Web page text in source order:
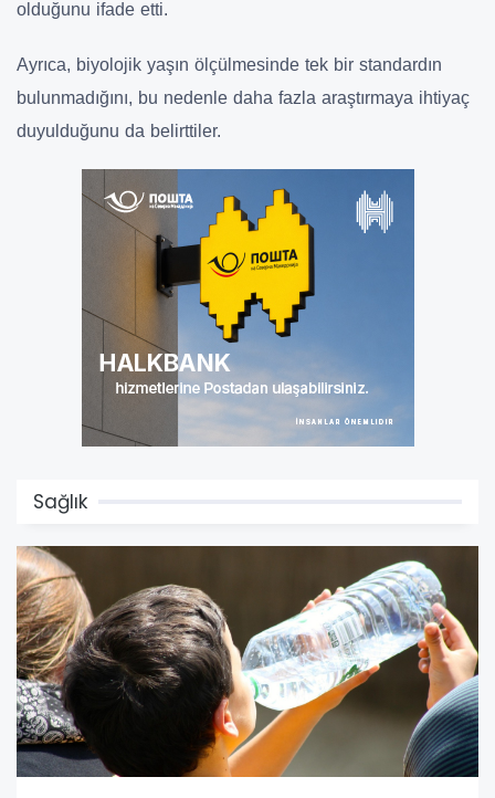
olduğunu ifade etti.
Ayrıca, biyolojik yaşın ölçülmesinde tek bir standardın
bulunmadığını, bu nedenle daha fazla araştırmaya ihtiyaç
duyulduğunu da belirttiler.
Sağlık